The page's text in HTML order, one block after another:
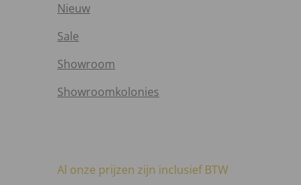
Nieuw
Sale
Showroom
Showroomkolonies
Al onze prijzen zijn inclusief BTW